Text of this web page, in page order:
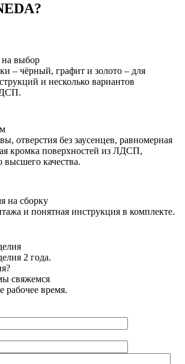
выбор
– чёрный, графит и золото – для
и несколько вариантов
отверстия без заусенцев, равномерная
кромка поверхностей из ЛДСП,
высшего качества.
на сборку
и понятная инструкция в комплекте.
2 года.
свяжемся
рабочее время.